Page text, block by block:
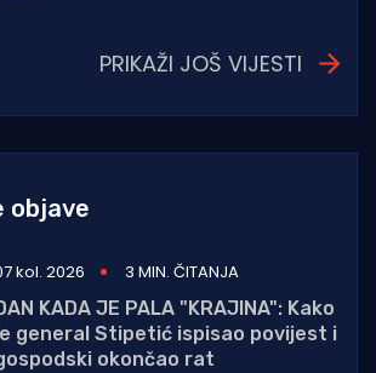
PRIKAŽI JOŠ VIJESTI
objave
kol. 2026
3 MIN. ČITANJA
KADA JE PALA "KRAJINA": Kako
general Stipetić ispisao povijest i
okončao rat